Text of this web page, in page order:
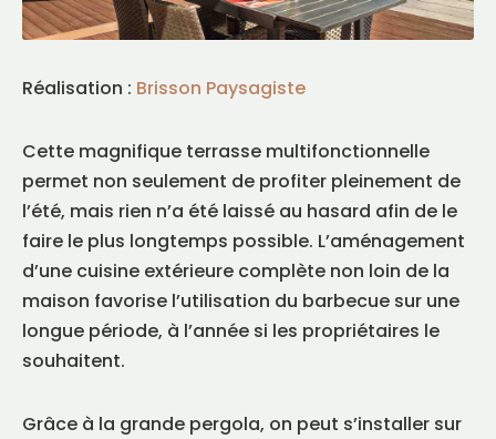
Trouver un maître paysagiste
Réalisation : Brisson Paysagiste
Cette magnifique terrasse multifonctionnelle
permet non seulement de profiter pleinement de
l’été, mais rien n’a été laissé au hasard afin de le
faire le plus longtemps possible. L’aménagement
d’une cuisine extérieure complète non loin de la
maison favorise l’utilisation du barbecue sur une
longue période, à l’année si les propriétaires le
souhaitent.
Grâce à la grande pergola, on peut s’installer sur